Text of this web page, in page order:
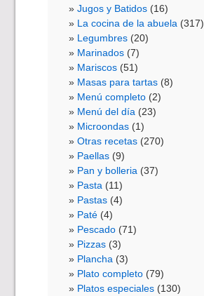
Jugos y Batidos (16)
La cocina de la abuela (317)
Legumbres (20)
Marinados (7)
Mariscos (51)
Masas para tartas (8)
Menú completo (2)
Menú del día (23)
Microondas (1)
Otras recetas (270)
Paellas (9)
Pan y bolleria (37)
Pasta (11)
Pastas (4)
Paté (4)
Pescado (71)
Pizzas (3)
Plancha (3)
Plato completo (79)
Platos especiales (130)